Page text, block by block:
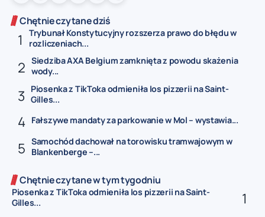
Chętnie czytane dziś
Trybunał Konstytucyjny rozszerza prawo do błędu w
rozliczeniach...
Siedziba AXA Belgium zamknięta z powodu skażenia
wody...
Piosenka z TikToka odmieniła los pizzerii na Saint-
Gilles...
Fałszywe mandaty za parkowanie w Mol – wystawia...
Samochód dachował na torowisku tramwajowym w
Blankenberge –...
Chętnie czytane w tym tygodniu
Piosenka z TikToka odmieniła los pizzerii na Saint-
Gilles...